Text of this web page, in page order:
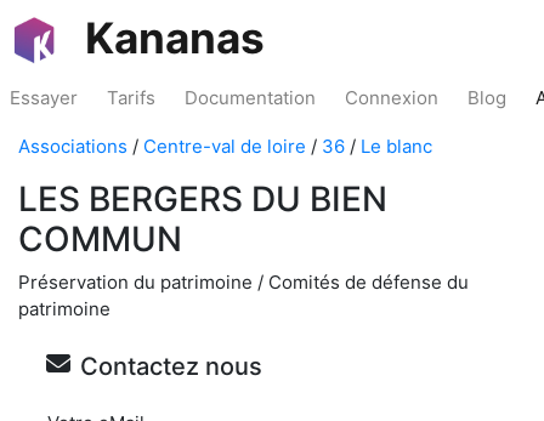
Kananas
Essayer Tarifs Documentation Connexion Blog
Associations / Centre-val de loire / 36 / Le blanc
LES BERGERS DU BIEN
COMMUN
Préservation du patrimoine / Comités de défense du
patrimoine
Contactez nous